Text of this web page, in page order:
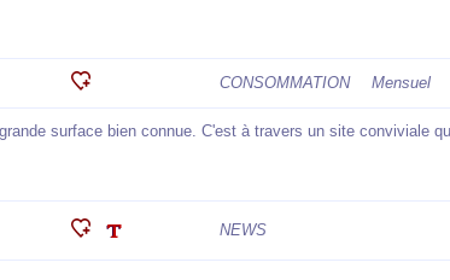
CONSOMMATION Mensuel
surface bien connue. C'est à travers un site conviviale
NEWS